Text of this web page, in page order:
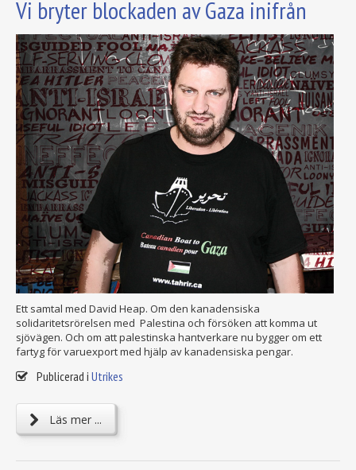
Vi bryter blockaden av Gaza inifrån
Ett samtal med David Heap. Om den kanadensiska
solidaritetsrörelsen med Palestina och försöken att komma ut
sjövägen. Och om att palestinska hantverkare nu bygger om ett
fartyg för varuexport med hjälp av kanadensiska pengar.
Publicerad i Utrikes
Läs mer ...